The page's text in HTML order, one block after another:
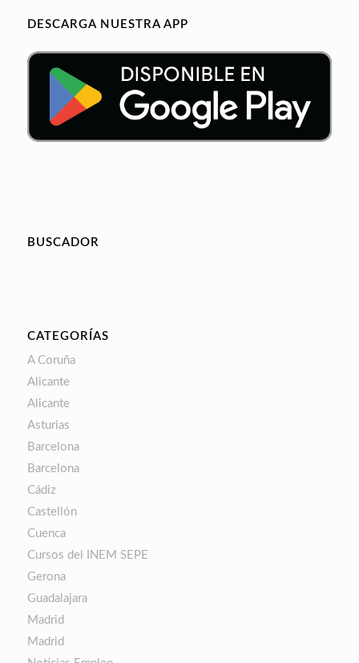
DESCARGA NUESTRA APP
BUSCADOR
CATEGORÍAS
A Coruña
Alicante
Alicante
Asturias
Barcelona
Barcelona
Cádiz
Castellón
Cuenca
Cursos del INEM SEPE
Gerona
Guadalajara
Madrid
Madrid